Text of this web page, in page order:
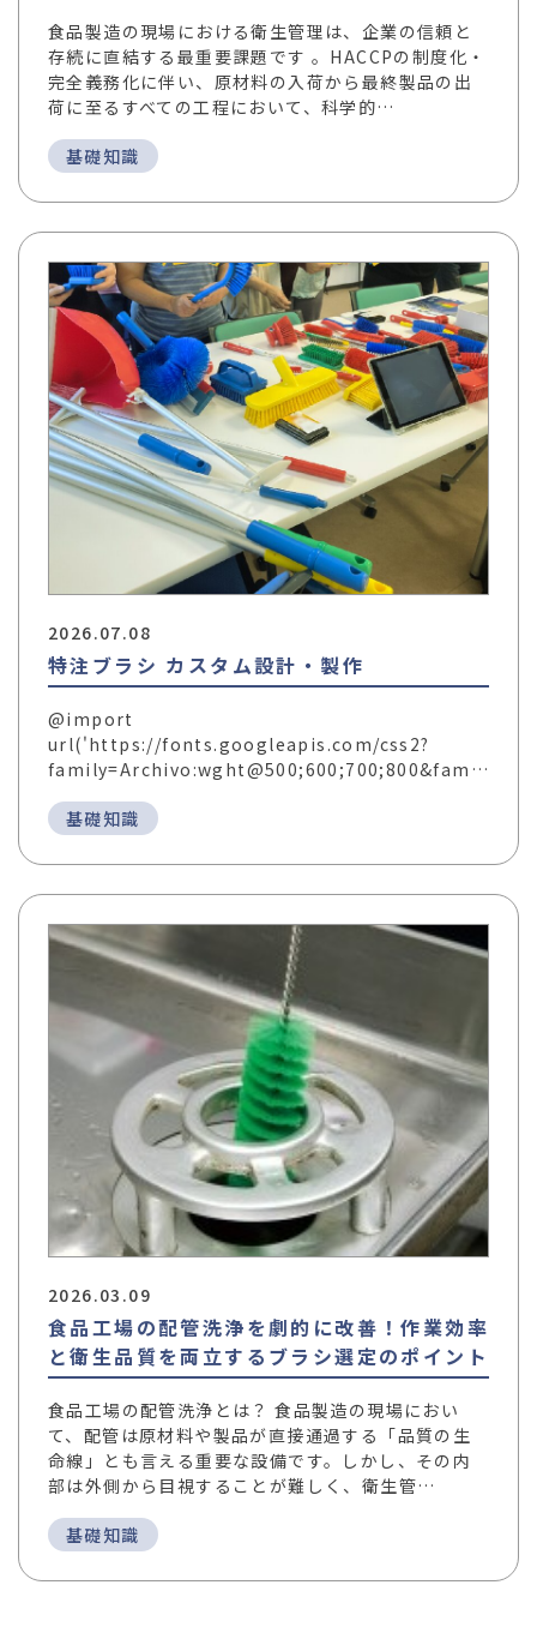
食品製造の現場における衛生管理は、企業の信頼と
存続に直結する最重要課題です 。HACCPの制度化・
完全義務化に伴い、原材料の入荷から最終製品の出
荷に至るすべての工程において、科学的…
基礎知識
2026.07.08
特注ブラシ カスタム設計・製作
@import
url('https://fonts.googleapis.com/css2?
family=Archivo:wght@500;600;700;800&fam…
基礎知識
2026.03.09
食品工場の配管洗浄を劇的に改善！作業効率
と衛生品質を両立するブラシ選定のポイント
食品工場の配管洗浄とは？ 食品製造の現場におい
て、配管は原材料や製品が直接通過する「品質の生
命線」とも言える重要な設備です。しかし、その内
部は外側から目視することが難しく、衛生管…
基礎知識